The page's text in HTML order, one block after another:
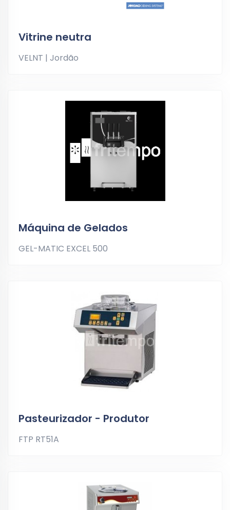
Vitrine neutra
VELNT | Jordão
Máquina de Gelados
GEL-MATIC EXCEL 500
Pasteurizador - Produtor
FTP RT51A